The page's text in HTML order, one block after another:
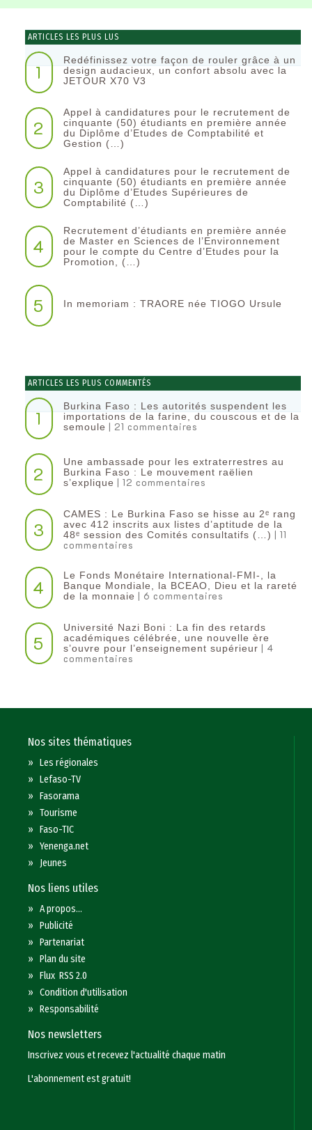
ARTICLES LES PLUS LUS
1
Redéfinissez votre façon de rouler grâce à un
design audacieux, un confort absolu avec la
JETOUR X70 V3
2
Appel à candidatures pour le recrutement de
cinquante (50) étudiants en première année
du Diplôme d’Etudes de Comptabilité et
Gestion (…)
3
Appel à candidatures pour le recrutement de
cinquante (50) étudiants en première année
du Diplôme d’Etudes Supérieures de
Comptabilité (…)
4
Recrutement d’étudiants en première année
de Master en Sciences de l’Environnement
pour le compte du Centre d’Etudes pour la
Promotion, (…)
5 In memoriam : TRAORE née TIOGO Ursule
ARTICLES LES PLUS COMMENTÉS
1
Burkina Faso : Les autorités suspendent les
importations de la farine, du couscous et de la
semoule | 21 commentaires
2
Une ambassade pour les extraterrestres au
Burkina Faso : Le mouvement raëlien
s’explique | 12 commentaires
3
CAMES : Le Burkina Faso se hisse au 2ᵉ rang
avec 412 inscrits aux listes d’aptitude de la
48ᵉ session des Comités consultatifs (…) | 11
commentaires
4
Le Fonds Monétaire International-FMI-, la
Banque Mondiale, la BCEAO, Dieu et la rareté
de la monnaie | 6 commentaires
5
Université Nazi Boni : La fin des retards
académiques célébrée, une nouvelle ère
s’ouvre pour l’enseignement supérieur | 4
commentaires
Nos sites thématiques
»Les régionales
»Lefaso-TV
»Fasorama
»Tourisme
»Faso-TIC
»Yenenga.net
» Jeunes
Nos liens utiles
»A propos...
»Publicité
»Partenariat
»Plan du site
»Flux RSS 2.0
»Condition d'utilisation
»Responsabilité
Nos newsletters
Inscrivez vous et recevez l'actualité chaque matin
L'abonnement est gratuit!